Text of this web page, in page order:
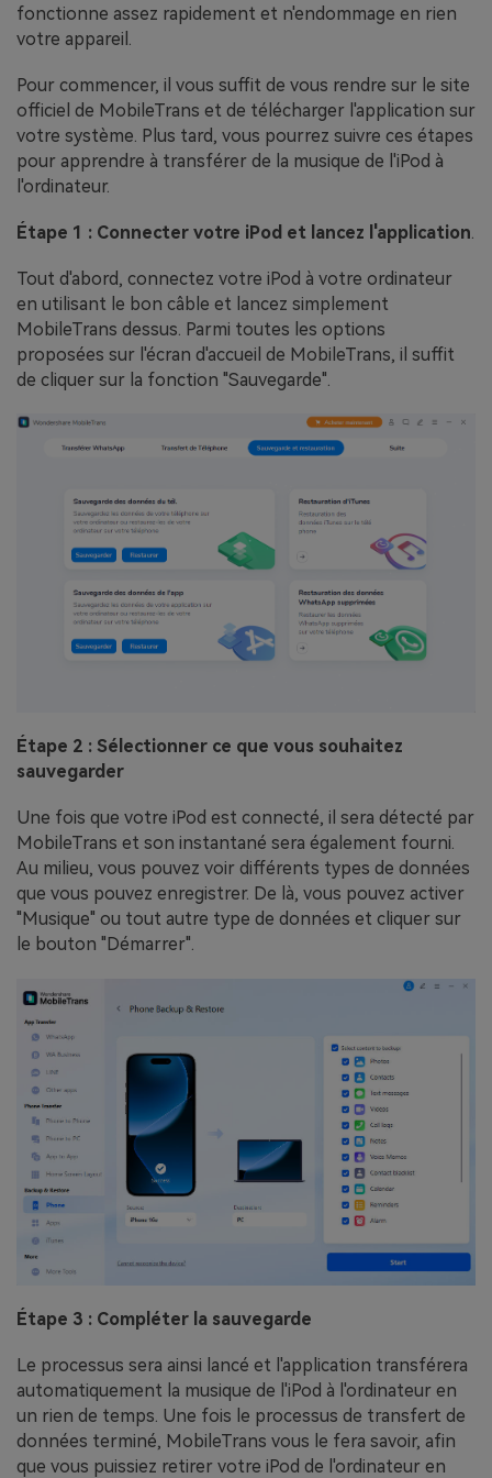
fonctionne assez rapidement et n'endommage en rien
votre appareil.
Pour commencer, il vous suffit de vous rendre sur le site
officiel de MobileTrans et de télécharger l'application sur
votre système. Plus tard, vous pourrez suivre ces étapes
pour apprendre à transférer de la musique de l'iPod à
l'ordinateur.
Étape 1 : Connecter votre iPod et lancez l'application.
Tout d'abord, connectez votre iPod à votre ordinateur
en utilisant le bon câble et lancez simplement
MobileTrans dessus. Parmi toutes les options
proposées sur l'écran d'accueil de MobileTrans, il suffit
de cliquer sur la fonction "Sauvegarde".
Étape 2 : Sélectionner ce que vous souhaitez
sauvegarder
Une fois que votre iPod est connecté, il sera détecté par
MobileTrans et son instantané sera également fourni.
Au milieu, vous pouvez voir différents types de données
que vous pouvez enregistrer. De là, vous pouvez activer
"Musique" ou tout autre type de données et cliquer sur
le bouton "Démarrer".
Étape 3 : Compléter la sauvegarde
Le processus sera ainsi lancé et l'application transférera
automatiquement la musique de l'iPod à l'ordinateur en
un rien de temps. Une fois le processus de transfert de
données terminé, MobileTrans vous le fera savoir, afin
que vous puissiez retirer votre iPod de l'ordinateur en